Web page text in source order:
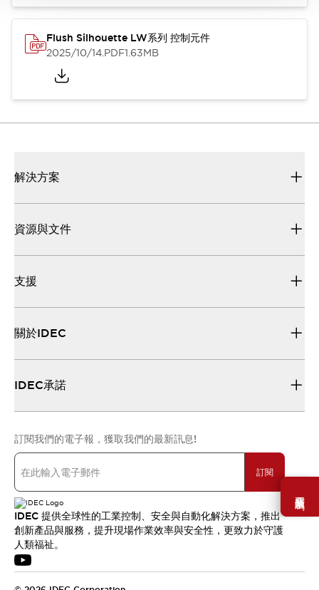
需要幫助嗎？
Flush Silhouette LW系列 控制元件
2025/10/14.PDF1.63MB
解決方案
資源與文件
支援
關於IDEC
IDEC承諾
訂閱我們的電子報，獲取我們的最新訊息!
訂閱
IDEC 提供全球性的工業控制、安全與自動化解決方案，推出
創新產品與服務，提升現場作業效率與安全性，更致力於守護
人類福祉。